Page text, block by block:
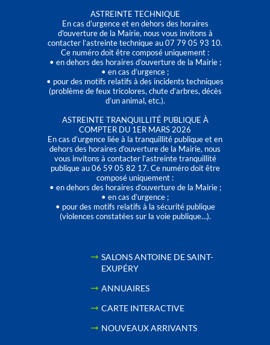
ASTREINTE TECHNIQUE
En cas d’urgence et en dehors des horaires
d'ouverture de la Mairie, nous vous invitons à
contacter l’astreinte technique au 07 79 05 93 10.
Ce numéro doit être composé uniquement :
• en dehors des horaires d’ouverture de la Mairie ;
• en cas d’urgence ;
• pour des motifs relatifs à des incidents techniques
(problème de feux tricolores, chute d’arbres, décès
d’un animal, etc.).
ASTREINTE TRANQUILLITÉ PUBLIQUE À
COMPTER DU 1ER MARS 2026
En cas d’urgence liée à la tranquillité publique et en
dehors des horaires d'ouverture de la Mairie, nous
vous invitons à contacter l’astreinte tranquillité
publique au 06 59 05 82 17. Ce numéro doit être
composé uniquement :
• en dehors des horaires d’ouverture de la Mairie ;
• en cas d’urgence ;
• pour des motifs relatifs à la sécurité publique
(violences constatées sur la voie publique…).
SALONS ANTOINE DE SAINT-
EXUPÉRY
ANNUAIRES
CARTE INTERACTIVE
NOUVEAUX ARRIVANTS